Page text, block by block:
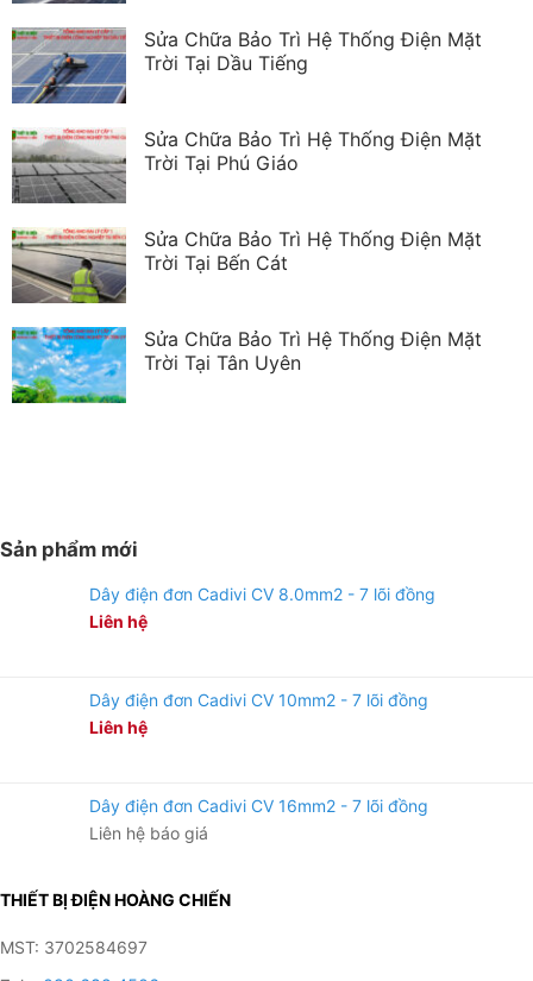
Sửa Chữa Bảo Trì Hệ Thống Điện Mặt
Trời Tại Dầu Tiếng
Sửa Chữa Bảo Trì Hệ Thống Điện Mặt
Trời Tại Phú Giáo
Sửa Chữa Bảo Trì Hệ Thống Điện Mặt
Trời Tại Bến Cát
Sửa Chữa Bảo Trì Hệ Thống Điện Mặt
Trời Tại Tân Uyên
Sản phẩm mới
Dây điện đơn Cadivi CV 8.0mm2 - 7 lõi đồng
Liên hệ
Dây điện đơn Cadivi CV 10mm2 - 7 lõi đồng
Liên hệ
Dây điện đơn Cadivi CV 16mm2 - 7 lõi đồng
Liên hệ báo giá
THIẾT BỊ ĐIỆN HOÀNG CHIẾN
MST: 3702584697